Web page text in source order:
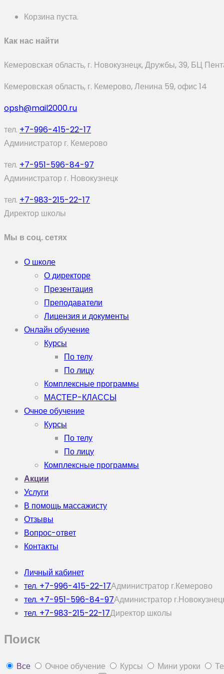
Корзина пуста.
Как нас найти
Кемеровская область, г. Новокузнецк, Дружбы, 39, БЦ
Кемеровская область, г. Кемерово, Ленина 59, офис 14
opsh@mail2000.ru
тел. +7-996-415-22-17
Администратор г. Кемерово
тел. +7-951-596-84-97
Администратор г. Новокузнецк
тел. +7-983-215-22-17
Директор школы
Мы в соц. сетях
О школе
О директоре
Презентация
Преподаватели
Лицензия и документы
Онлайн обучение
Курсы
По телу
По лицу
Комплексные программы
МАСТЕР-КЛАССЫ
Очное обучение
Курсы
По телу
По лицу
Комплексные программы
Акции
Услуги
В помощь массажисту
Отзывы
Вопрос-ответ
Контакты
Личный кабинет
тел. +7-996-415-22-17Администратор г.Кемерово
тел. +7-951-596-84-97Администратор
тел. +7-983-215-22-17Директор школы
Поиск
Все Очное обучение Курсы Мини уроки